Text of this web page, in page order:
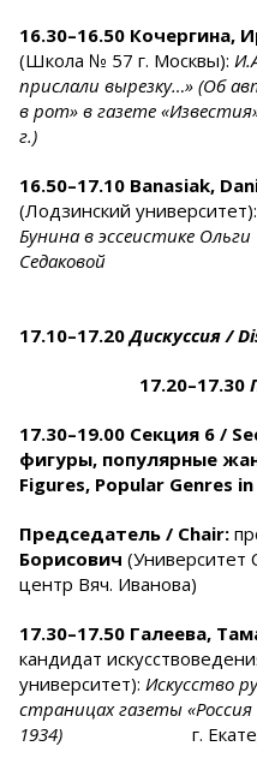
16.30–16.50 Кочергина,
(Школа № 57 г. Москвы):
прислали вырезку…» (Об
в рот» в газете
г.) г.
16.50–17.10 Banasiak,
(Лодзинский
Бунина в эссеистике Ольги
Седаковой
г.
17.10–17.20Дискуссия /
17.20–17.30
17.30–19.00 Секция 6 /
фигуры, популярные
Figures, Popular Genres
Председатель / Chair:
Борисович (Университет
центр Вяч. Иванова)
17.30–17.50 Галеева,
кандидат
университет): Искусство
страницах газеты
1934)
г.